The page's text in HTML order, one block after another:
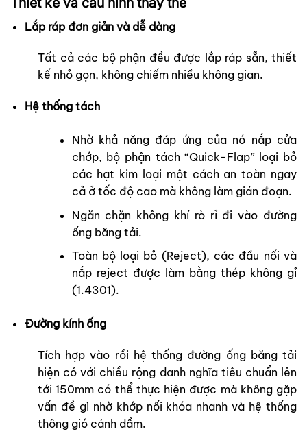
Lắp ráp đơn giản và dễ dàng
Tất cả các bộ phận đều được lắp ráp sẵn, thiết
kế nhỏ gọn, không chiếm nhiều không gian.
Hệ thống tách
Nhờ khả năng đáp ứng của nó nắp cửa
chớp, bộ phận tách “Quick-Flap” loại bỏ
các hạt kim loại một cách an toàn ngay
cả ở tốc độ cao mà không làm gián đoạn.
Ngăn chặn không khí rò rỉ đi vào đường
ống băng tải.
Toàn bộ loại bỏ (Reject), các đầu nối và
nắp reject được làm bằng thép không gỉ
(1.4301).
Đường kính ống
Tích hợp vào rồi hệ thống đường ống băng tải
hiện có với chiều rộng danh nghĩa tiêu chuẩn lên
tới 150mm có thể thực hiện được mà không gặp
vấn đề gì nhờ khớp nối khóa nhanh và hệ thống
thông gió cánh dầm.